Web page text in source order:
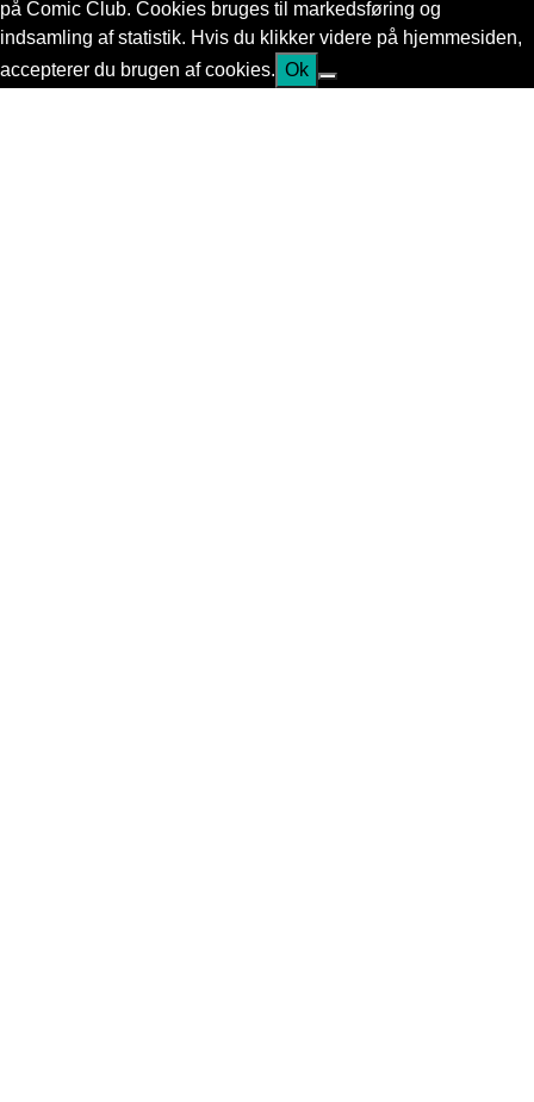
på Comic Club. Cookies bruges til markedsføring og
indsamling af statistik. Hvis du klikker videre på hjemmesiden,
accepterer du brugen af cookies. Ok